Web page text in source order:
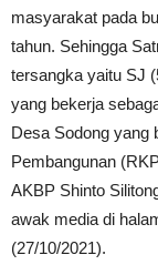
masyarakat pada
tahun. Sehingga
tersangka yaitu SJ
yang bekerja
Desa Sodong yang
Pembangunan
AKBP Shinto
awak media di
(27/10/2021).